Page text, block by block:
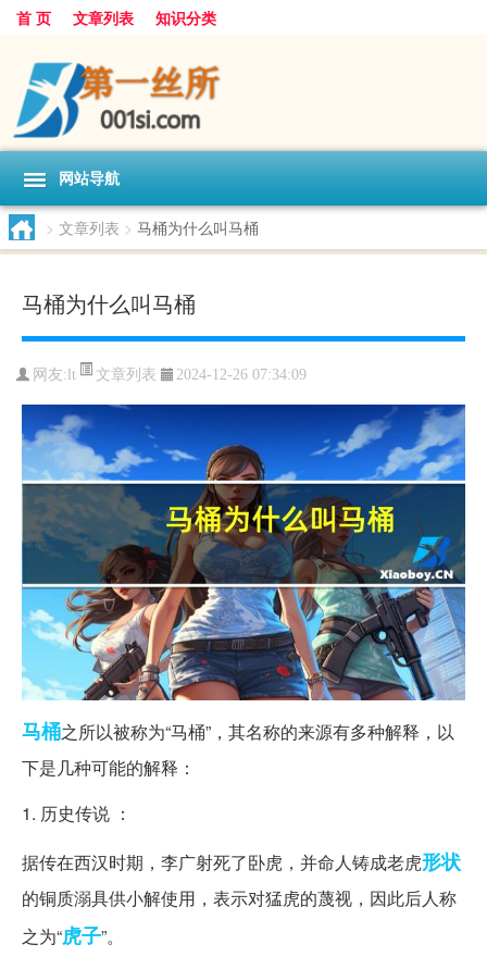
首 页 文章列表 知识分类
网站导航
> 文章列表 > 马桶为什么叫马桶
马桶为什么叫马桶
网友: lt 文章列表 2024-12-26 07:34:09
马桶之所以被称为“马桶”，其名称的来源有多种解释，以
下是几种可能的解释：
1. 历史传说 ：
据传在西汉时期，李广射死了卧虎，并命人铸成老虎形状
的铜质溺具供小解使用，表示对猛虎的蔑视，因此后人称
之为“虎子”。